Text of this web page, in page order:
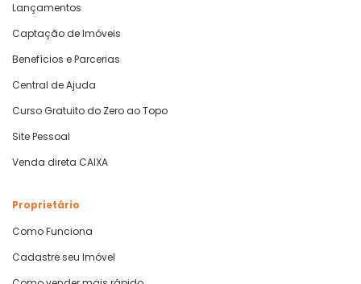
Lançamentos
Captação de Imóveis
Benefícios e Parcerias
Central de Ajuda
Curso Gratuito do Zero ao Topo
Site Pessoal
Venda direta CAIXA
Proprietário
Como Funciona
Cadastre seu Imóvel